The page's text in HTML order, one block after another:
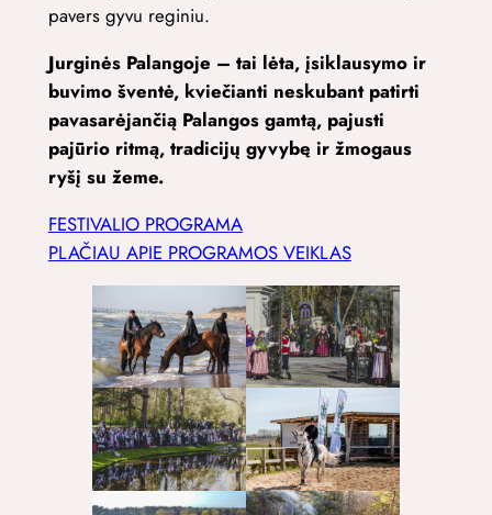
pavers gyvu reginiu.
Jurginės Palangoje – tai lėta, įsiklausymo ir
buvimo šventė, kviečianti neskubant patirti
pavasarėjančią Palangos gamtą, pajusti
pajūrio ritmą, tradicijų gyvybę ir žmogaus
ryšį su žeme.
FESTIVALIO PROGRAMA
PLAČIAU APIE PROGRAMOS VEIKLAS